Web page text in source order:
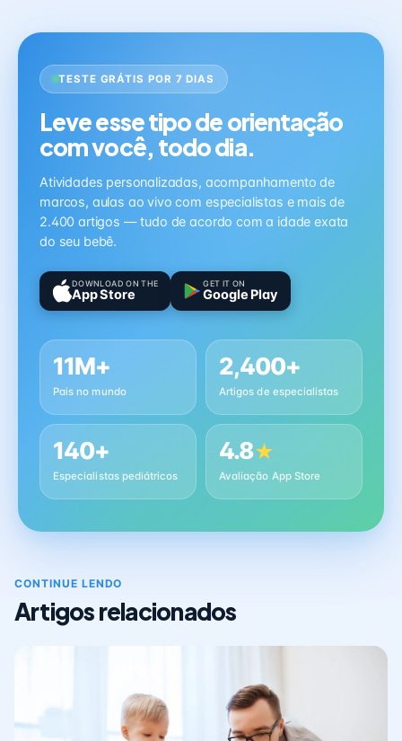
TESTE GRÁTIS POR 7 DIAS
Leve esse tipo de orientação
com você, todo dia.
Atividades personalizadas, acompanhamento de
marcos, aulas ao vivo com especialistas e mais de
2.400 artigos — tudo de acordo com a idade exata
do seu bebê.
DOWNLOAD ON THE
App Store
GET IT ON
Google Play
11M+
Pais no mundo
2,400+
Artigos de especialistas
140+
Especialistas pediátricos
4.8★
Avaliação App Store
CONTINUE LENDO
Artigos relacionados